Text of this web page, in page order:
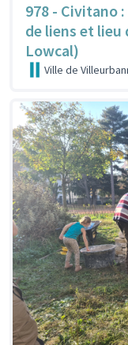
978 - Civitano
de liens et lieu
Lowcal)
Ville de